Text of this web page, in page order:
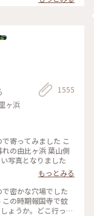
(日) #金沢21世紀
いる道生きるため
になっていました💧
り急いで見学！ も
ヤコブセンデザイン
も満足✨ 女子トイレ
景色
ヶ浜
1555
の由比ヶ浜 葉山側
写真となりました
もっとみる
密かな穴場でした
の時期報国寺で蚊
ょうか。どこ行っ